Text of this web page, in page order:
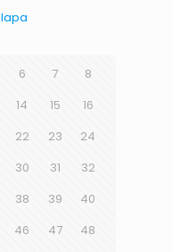
6 7
8
14 15
16
22 23
24
30 31
32
38 39
40
46 47
48